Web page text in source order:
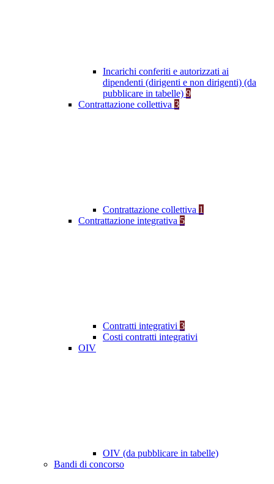
Incarichi conferiti e autorizzati ai
dipendenti (dirigenti e non dirigenti) (da
pubblicare in tabelle) 9
Contrattazione collettiva 3
Contrattazione collettiva 1
Contrattazione integrativa 5
Contratti integrativi 3
Costi contratti integrativi
OIV
OIV (da pubblicare in tabelle)
Bandi di concorso